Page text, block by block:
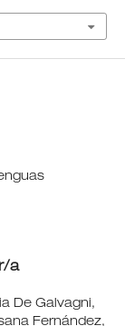
a
De Galvagni,
Fernández,